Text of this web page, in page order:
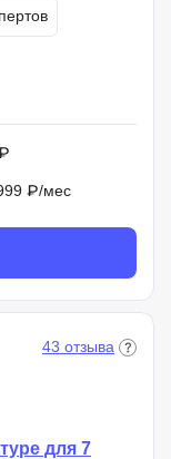
₽/мес
43 отзыва
для 7